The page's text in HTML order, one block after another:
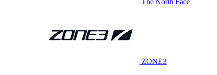
The North Face
ZONE3